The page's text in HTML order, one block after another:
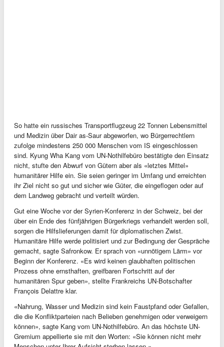
So hatte ein russisches Transportflugzeug 22 Tonnen Lebensmittel
und Medizin über Dair as-Saur abgeworfen, wo Bürgerrechtlern
zufolge mindestens 250 000 Menschen vom IS eingeschlossen
sind. Kyung Wha Kang vom UN-Nothilfebüro bestätigte den Einsatz
nicht, stufte den Abwurf von Gütern aber als «letztes Mittel»
humanitärer Hilfe ein. Sie seien geringer im Umfang und erreichten
ihr Ziel nicht so gut und sicher wie Güter, die eingeflogen oder auf
dem Landweg gebracht und verteilt würden.
Gut eine Woche vor der Syrien-Konferenz in der Schweiz, bei der
über ein Ende des fünfjährigen Bürgerkriegs verhandelt werden soll,
sorgen die Hilfslieferungen damit für diplomatischen Zwist.
Humanitäre Hilfe werde politisiert und zur Bedingung der Gespräche
gemacht, sagte Safronkow. Er sprach von «unnötigem Lärm» vor
Beginn der Konferenz. «Es wird keinen glaubhaften politischen
Prozess ohne ernsthaften, greifbaren Fortschritt auf der
humanitären Spur geben», stellte Frankreichs UN-Botschafter
François Delattre klar.
«Nahrung, Wasser und Medizin sind kein Faustpfand oder Gefallen,
die die Konfliktparteien nach Belieben genehmigen oder verweigern
können», sagte Kang vom UN-Nothilfebüro. An das höchste UN-
Gremium appellierte sie mit den Worten: «Sie können nicht mehr